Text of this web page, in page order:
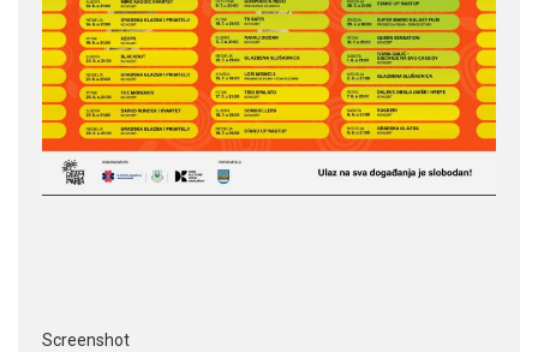
Screenshot